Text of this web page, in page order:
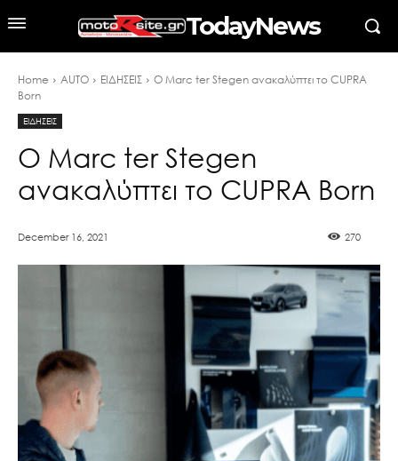
TodayNews
Home AUTO ΕΙΔΗΣΕΙΣ
Ο Marc ter Stegen ανακαλύπτει το CUPRA
Born
ΕΙΔΗΣΕΙΣ
Ο Marc ter Stegen
ανακαλύπτει το CUPRA Born
December 16, 2021 270